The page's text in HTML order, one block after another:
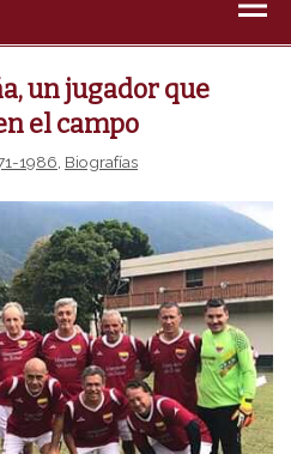
un jugador que
el campo
1986 Biografías